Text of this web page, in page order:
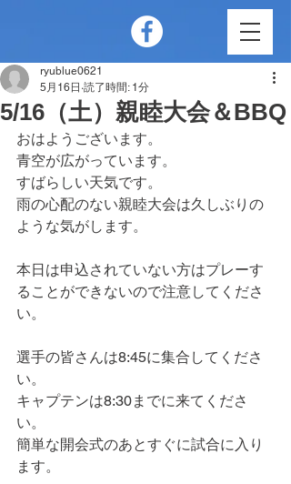
5/16（土）親睦大会＆BBQ
ryublue0621
5月16日 読了時間: 1分
おはようございます。
青空が広がっています。
すばらしい天気です。
雨の心配のない親睦大会は久しぶりの
ような気がします。
本日は申込されていない方はプレーす
ることができないので注意してくださ
い。
選手の皆さんは8:45に集合してくださ
い。
キャプテンは8:30までに来てくださ
い。
簡単な開会式のあとすぐに試合に入り
ます。